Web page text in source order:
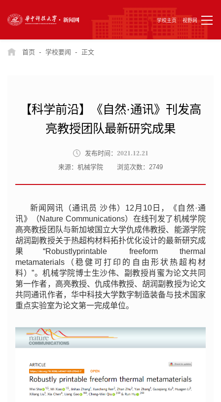
学校主页 视野网
首页 - 学校要闻 - 正文
【科学前沿】《自然·通讯》刊发高
亮教授团队最新研究成果
发布时间： 2021.12.21
来源：机械学院 浏览次数：2749
新闻网讯（通讯员 沙伟）12月10日，《自然·通
讯》（Nature Communications）在线刊发了机械学院
高亮教授团队与新加坡国立大学仇成伟教授、能源学院
胡润副教授关于热超构材料拓扑优化设计的最新研究成
果“Robustlyprintable freeform thermal
metamaterials（稳健可打印的自由形状热超构材
料）”。机械学院博士生沙伟、副教授肖蜜为论文共同
第一作者，高亮教授、仇成伟教授、胡润副教授为论文
共同通讯作者，华中科技大学数字制造装备与技术国家
重点实验室为论文第一完成单位。